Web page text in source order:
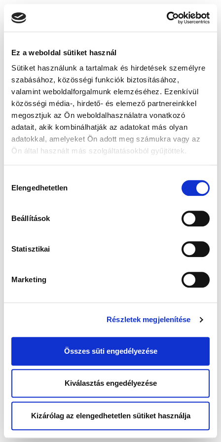
Ez a weboldal sütiket használ
Sütiket használunk a tartalmak és hirdetések személyre
szabásához, közösségi funkciók biztosításához,
valamint weboldalforgalmunk elemzéséhez. Ezenkívül
közösségi média-, hirdető- és elemező partnereinkkel
megosztjuk az Ön weboldalhasználatra vonatkozó
adatait, akik kombinálhatják az adatokat más olyan
adatokkal, amelyeket Ön adott meg számukra vagy az
Ön által használt más szolgáltatásokból gyűjtöttek.
kiválasztása
Elengedhetetlen
Beállítások
Statisztikai
Marketing
Részletek megjelenítése
Összes süti engedélyezése
Kiválasztás engedélyezése
Kizárólag az elengedhetetlen sütiket használja